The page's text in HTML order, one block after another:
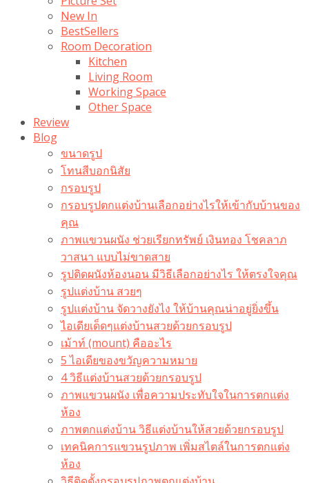
New In
BestSellers
Room Decoration
Kitchen
Living Room
Working Space
Other Space
Review
Blog
ขนาดรูป
โทนสีบอกนิสัย
กรอบรูป
กรอบรูปตกแต่งบ้านเลือกอย่างไรให้เข้ากับบ้านของ
คุณ
ภาพแขวนผนัง ช่วยเรียกทรัพย์ เงินทอง โชคลาภ
วาสนา แบบไม่ขาดสาย
รูปติดผนังห้องนอน มีวิธีเลือกอย่างไร ให้ตรงใจคุณ
รูปแต่งบ้าน สวยๆ
รูปแต่งบ้าน จัดวางยังไง ให้บ้านคุณน่าอยู่ยิ่งขึ้น
ไอเดียเด็ดๆแต่งบ้านสวยด้วยกรอบรูป
เม้าท์ (mount) คืออะไร​
5 ไอเดียของขวัญความหมาย
4 วิธีแต่งบ้านสวยด้วยกรอบรูป
ภาพแขวนผนัง เพื่อความประทับใจในการตกแต่ง
ห้อง
ภาพตกแต่งบ้าน วิธีแต่งบ้านให้สวยด้วยกรอบรูป
เทคนิคการแขวนรูปภาพ เพิ่มสไตล์ในการตกแต่ง
ห้อง